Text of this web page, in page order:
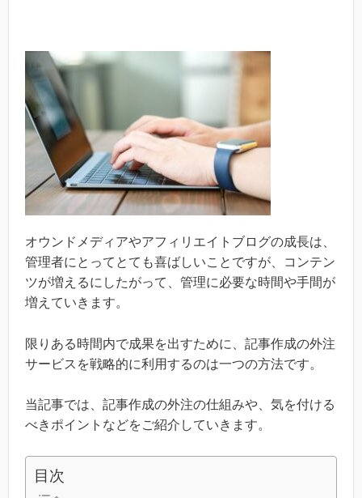
オウンドメディアやアフィリエイトブログの成長は、
管理者にとってとても喜ばしいことですが、コンテン
ツが増えるにしたがって、管理に必要な時間や手間が
増えていきます。
限りある時間内で成果を出すために、記事作成の外注
サービスを戦略的に利用するのは一つの方法です。
当記事では、記事作成の外注の仕組みや、気を付ける
べきポイントなどをご紹介していきます。
目次